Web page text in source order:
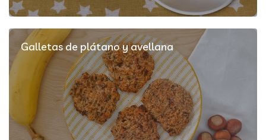
Galletas de plátano y avellana